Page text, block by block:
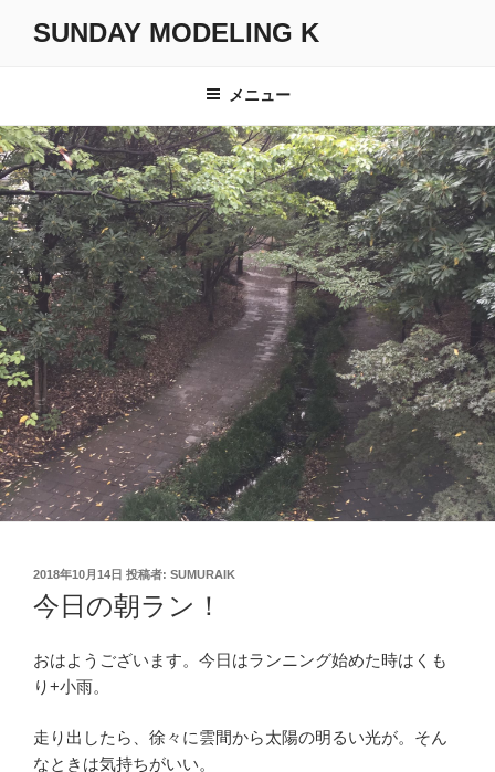
へ
ス
キ
ッ
プ
SUNDAY MODELING K
メニュー
投
日:
2018年10月14日 投稿者: SUMURAIK
今日の朝ラン！
おはようございます。今日はランニング始めた時はくも
り+小雨。
走り出したら、徐々に雲間から太陽の明るい光が。そん
なときは気持ちがいい。